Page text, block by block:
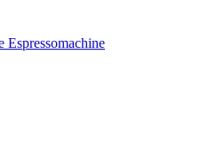
Espressomachine